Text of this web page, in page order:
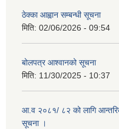
ठेक्का आह्वान सम्बन्धी सूचना
मिति: 02/06/2026 - 09:54
बोलपत्र आश्वानको सूचना
मिति: 11/30/2025 - 10:37
आ.व २०८१/ ८२ को लागि
सूचना ।